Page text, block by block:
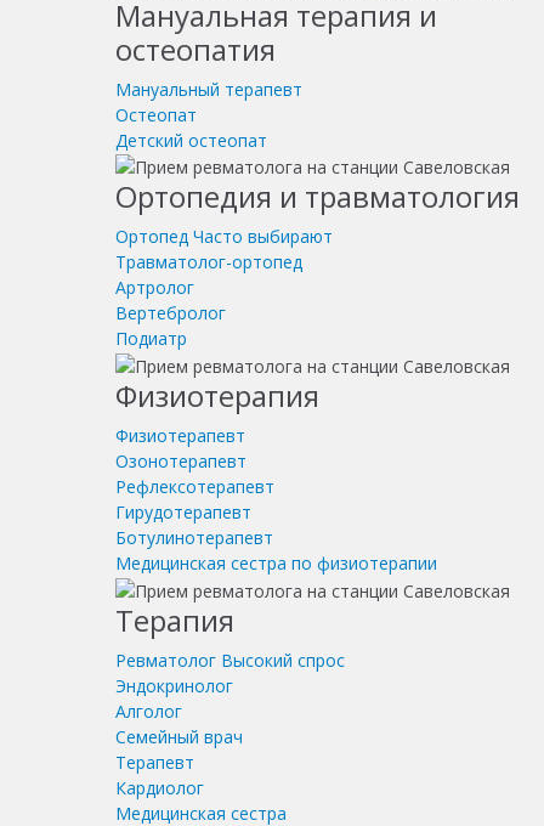
Мануальная терапия и
остеопатия
Мануальный терапевт
Остеопат
Детский остеопат
Ортопедия и травматология
Ортопед Часто выбирают
Травматолог-ортопед
Артролог
Вертебролог
Подиатр
Физиотерапия
Физиотерапевт
Озонотерапевт
Рефлексотерапевт
Гирудотерапевт
Ботулинотерапевт
Медицинская сестра по физиотерапии
Терапия
Ревматолог Высокий спрос
Эндокринолог
Алголог
Семейный врач
Терапевт
Кардиолог
Медицинская сестра